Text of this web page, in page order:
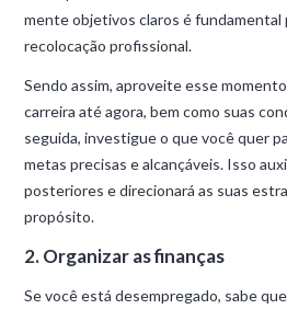
mente objetivos claros é fundamental
recolocação profissional.
Sendo assim, aproveite esse
carreira até agora, bem como suas
seguida, investigue o que você quer
metas precisas e alcançáveis. Isso
posteriores e direcionará as suas
propósito.
2. Organizar as finanças
Se você está desempregado, sabe